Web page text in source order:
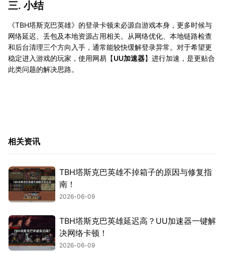
三. 小结
《TBH塔斯克巴英雄》的登录卡顿未必源自游戏本身，更多时候与
网络延迟、丢包及本地资源占用相关。从网络优化、本地链路检查
和后台清理三个方向入手，通常能较快缓解登录异常。对于希望更
稳定进入游戏的玩家，使用网易【UU加速器】进行加速，是更贴合
此类问题的解决思路。
相关资讯
TBH塔斯克巴英雄不掉箱子的原因与修复指
南！
2026-06-09
TBH塔斯克巴英雄延迟高？UU加速器一键解
决网络卡顿！
2026-06-09